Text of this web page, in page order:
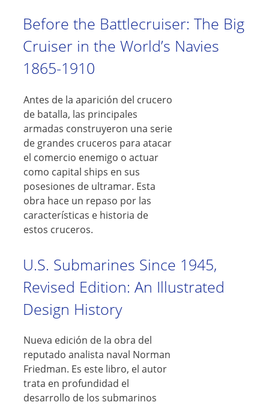
Before the Battlecruiser: The Big
Cruiser in the World’s Navies
1865-1910
Antes de la aparición del crucero
de batalla, las principales
armadas construyeron una serie
de grandes cruceros para atacar
el comercio enemigo o actuar
como capital ships en sus
posesiones de ultramar. Esta
obra hace un repaso por las
características e historia de
estos cruceros.
U.S. Submarines Since 1945,
Revised Edition: An Illustrated
Design History
Nueva edición de la obra del
reputado analista naval Norman
Friedman. Es este libro, el autor
trata en profundidad el
desarrollo de los submarinos